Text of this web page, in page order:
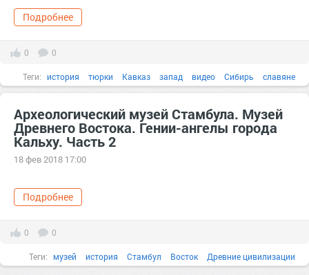
Подробнее
0 0
Теги: история тюрки Кавказ запад видео Сибирь славяне
Археологический музей Стамбула. Музей
Древнего Востока. Гении-ангелы города
Кальху. Часть 2
18 фев 2018 17:00
Подробнее
0 0
Теги: музей история Стамбул Восток Древние цивилизации